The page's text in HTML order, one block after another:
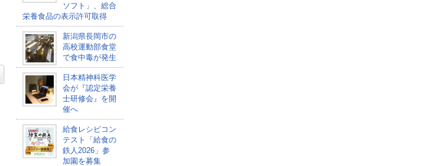
ソフト」、総合
栄養食品の表示許可取得
新潟県長岡市の
高校運動部食堂
で食中毒が発生
日本精神科医学
会が『認定栄養
士研修会』を開
催へ
給食レシピコン
テスト「給食の
鉄人2026」参
加園を募集